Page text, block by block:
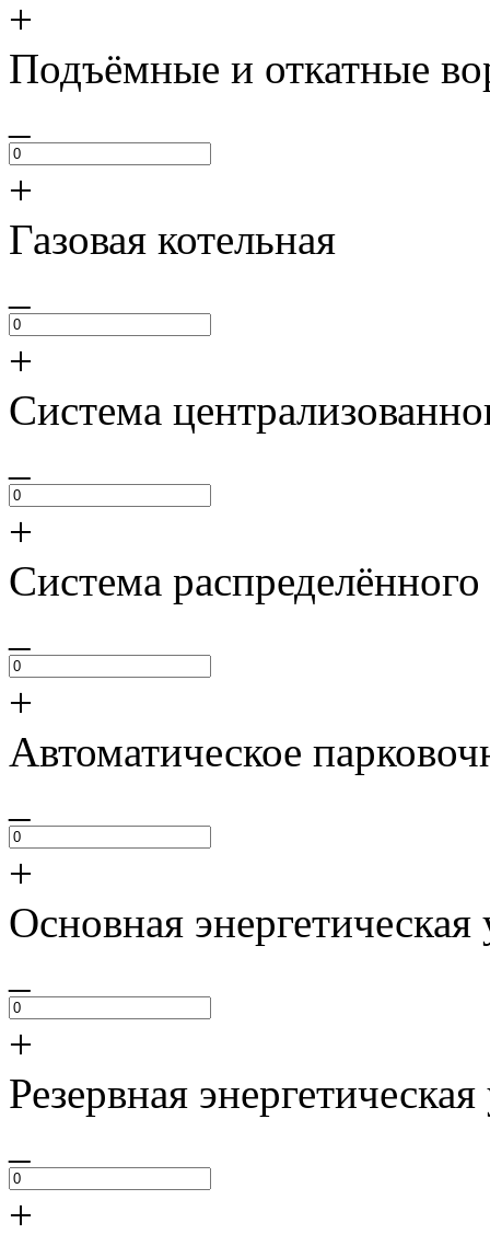
+
Подъёмные и откатные
+
Газовая котельная
+
Система
+
Система
+
Автоматическое
+
Основная энергетическая
+
Резервная
+